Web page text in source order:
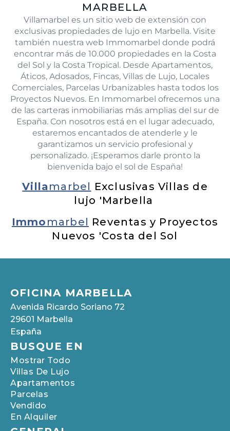
MARBELLA
Villamarbel es un sitio web de extensión con
exclusivas propiedades de lujo en Marbella. Visite
también nuestra web Immomarbel donde podrá
encontrar más de 10.000 propiedades en la Costa
del Sol y la Costa Tropical. Desde Apartamentos,
Áticos, Adosados, Fincas, Villas de Lujo, Locales
Comerciales, Parcelas Urbanizables hasta todos los
Proyectos Nuevos. En Immomarbel ofrecemos una
de las carteras inmobiliarias más amplias del sur de
España. Con nosotros está en el lugar adecuado,
estaremos encantados de atenderle y le
garantizamos un servicio profesional y
personalizado. ¡Esperamos darle pronto la
bienvenida bajo el sol de España!
Villamarbel Exclusivas Villas de
lujo 'Marbella
Immo marbel Reventas y Proyectos
Nuevos 'Costa del Sol
OFICINA MARBELLA
Avenida Ricardo Soriano 72
29601 Marbella
España
BUSQUE EN
Mostrar Todo
Villas De Lujo
Apartamentos
Parcelas
Vendido
En Alquiler